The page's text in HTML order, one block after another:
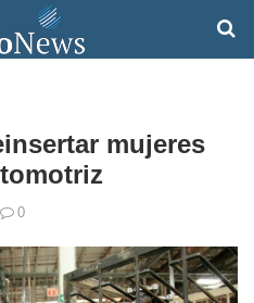
mujeres
0